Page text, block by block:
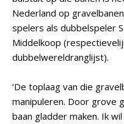
Nederland op
spelers als dubbelspeler
Middelkoop
dubbelwereldranglijst).
‘De toplaag van die
manipuleren. Door grove
baan gladder maken. Ik